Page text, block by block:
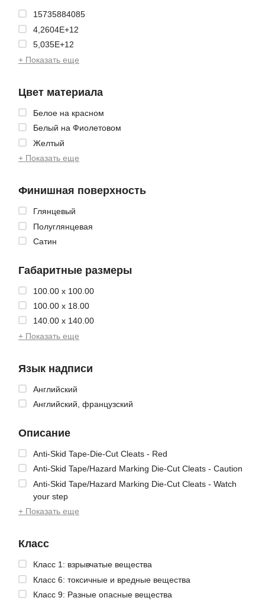
15735884085
4,2604E+12
5,035E+12
+ Показать еще
Цвет материала
Белое на красном
Белый на Фиолетовом
Желтый
+ Показать еще
Финишная поверхность
Глянцевый
Полуглянцевая
Сатин
Габаритные размеры
100.00 x 100.00
100.00 x 18.00
140.00 x 140.00
+ Показать еще
Язык надписи
Английский
Английский, французский
Описание
Anti-Skid Tape-Die-Cut Cleats - Red
Anti-Skid Tape/Hazard Marking Die-Cut Cleats - Caution
Anti-Skid Tape/Hazard Marking Die-Cut Cleats - Watch
your step
+ Показать еще
Класс
Класс 1: взрывчатые вещества
Класс 6: токсичные и вредные вещества
Класс 9: Разные опасные вещества